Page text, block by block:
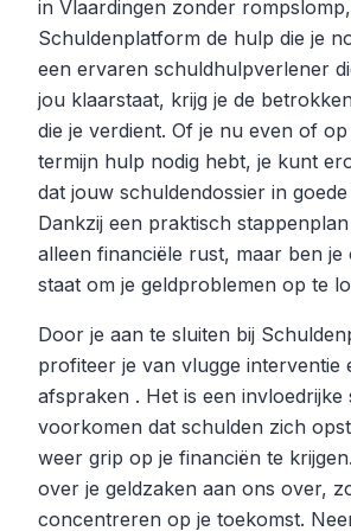
in Vlaardingen zonder
Schuldenplatform de hulp die je
een ervaren schuldhulpverlener
jou klaarstaat, krijg je de
die je verdient. Of je nu even of op
termijn hulp nodig hebt, je kunt
dat jouw schuldendossier in
Dankzij een praktisch
alleen financiële rust, maar ben
staat om je geldproblemen op te
Door je aan te sluiten bij
profiteer je van vlugge interventie
afspraken . Het is een invloedrijke
voorkomen dat schulden zich
weer grip op je financiën te
over je geldzaken aan ons over,
concentreren op je toekomst.